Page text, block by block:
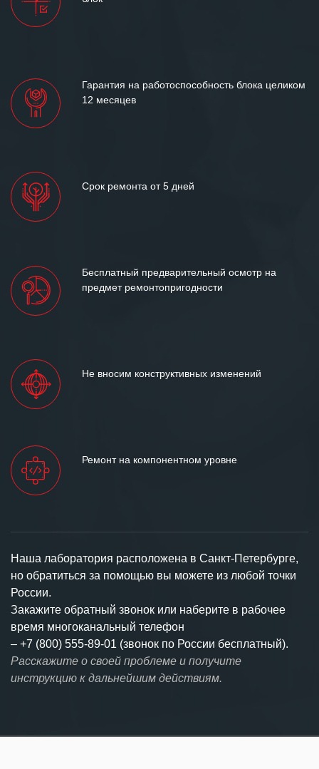
Гарантия на работоспособность блока целиком
12 месяцев
Срок ремонта от 5 дней
Бесплатный предварительный осмотр на
предмет ремонтопригодности
Не вносим конструктивных изменений
Ремонт на компонентном уровне
Наша лаборатория расположена в Санкт-Петербурге,
но обратиться за помощью вы можете из любой точки
России.
Закажите обратный звонок или наберите в рабочее
время многоканальный телефон
– +7 (800) 555-89-01 (звонок по России бесплатный).
Расскажите о своей проблеме и получите
инструкцию к дальнейшим действиям.